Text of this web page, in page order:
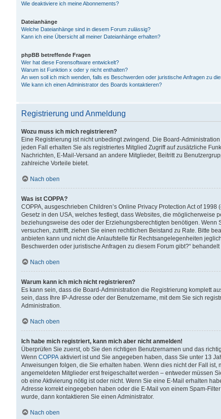
Wie deaktiviere ich meine Abonnements?
Dateianhänge
Welche Dateianhänge sind in diesem Forum zulässig?
Kann ich eine Übersicht all meiner Dateianhänge erhalten?
phpBB betreffende Fragen
Wer hat diese Forensoftware entwickelt?
Warum ist Funktion x oder y nicht enthalten?
An wen soll ich mich wenden, falls es Beschwerden oder juristische Anfragen zu
Wie kann ich einen Administrator des Boards kontaktieren?
Registrierung und Anmeldung
Wozu muss ich mich registrieren?
Eine Registrierung ist nicht unbedingt zwingend. Die Board-
jeden Fall erhalten Sie als registriertes Mitglied Zugriff auf zusätzliche
Nachrichten, E-Mail-Versand an andere Mitglieder, Beitritt zu
zahlreiche Vorteile bietet.
Nach oben
Was ist COPPA?
COPPA, ausgeschrieben Children’s Online Privacy Protection Act of
Gesetz in den USA, welches festlegt, dass Websites, die
beziehungsweise des oder der Erziehungsberechtigten benötigen.
versuchen, zutrifft, ziehen Sie einen rechtlichen Beistand zu Rate. Bitte
anbieten kann und nicht die Anlaufstelle für Rechtsangelegenheiten
Beschwerden oder juristische Anfragen zu diesem Forum gibt?“
Nach oben
Warum kann ich mich nicht registrieren?
Es kann sein, dass die Board-Administration die Registrierung komplett
sein, dass Ihre IP-Adresse oder der Benutzername, mit dem Sie sich
Administration.
Nach oben
Ich habe mich registriert, kann mich aber nicht anmelden!
Überprüfen Sie zuerst, ob Sie den richtigen Benutzernamen und das
Wenn COPPA aktiviert ist und Sie angegeben haben, dass Sie unter 13
Anweisungen folgen, die Sie erhalten haben. Wenn dies nicht der Fall
angemeldeten Mitglieder erst freigeschaltet werden – entweder müssen
ob eine Aktivierung nötig ist oder nicht. Wenn Sie eine E-Mail erhalten
Adresse korrekt eingegeben haben oder die E-Mail von einem Spam-
wurde, dann kontaktieren Sie einen Administrator.
Nach oben